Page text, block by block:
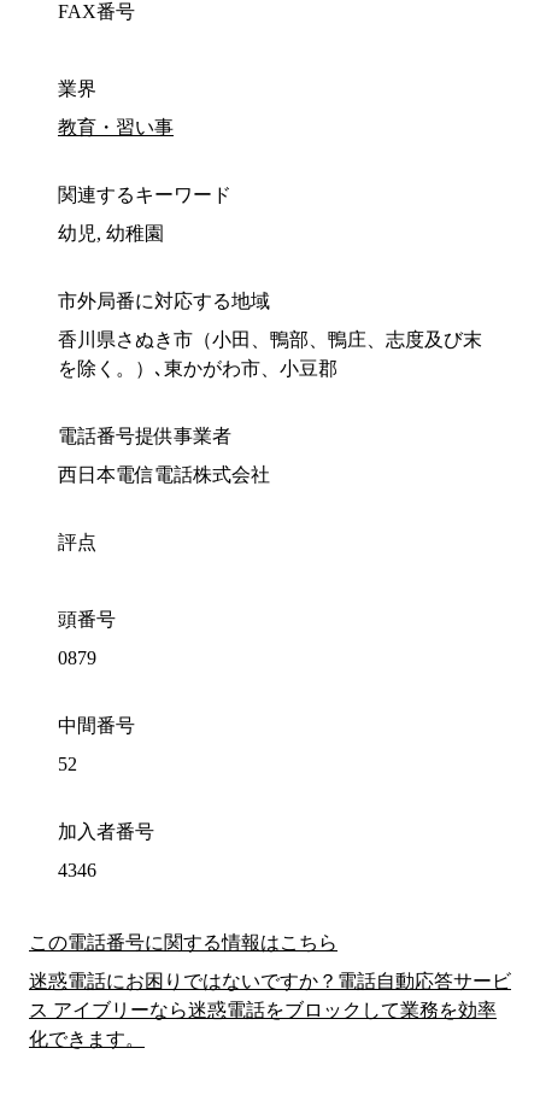
FAX番号
業界
教育・習い事
関連するキーワード
幼児, 幼稚園
市外局番に対応する地域
香川県さぬき市（小田、鴨部、鴨庄、志度及び末
を除く。）､東かがわ市、小豆郡
電話番号提供事業者
西日本電信電話株式会社
評点
頭番号
0879
中間番号
52
加入者番号
4346
この電話番号に関する情報はこちら
迷惑電話にお困りではないですか？電話自動応答サービ
ス アイブリーなら迷惑電話をブロックして業務を効率
化できます。